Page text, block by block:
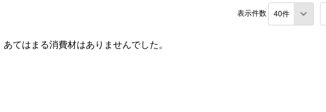
表示件数
あてはまる消費材はありませんでした。